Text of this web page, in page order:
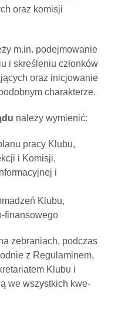
oraz komisji
m.in. podejmowanie
i skreśleniu członków
oraz inicjowanie
charakterze.
należy wymienić:
pracy Klubu,
i Komisji,
i
Klubu,
finansowego
zebraniach, podczas
z Regulami­nem,
Klubu i
we wszystkich kwe­